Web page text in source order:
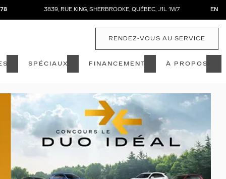
3839, RUE KING, SHERBROOKE, QUÉBEC, J1L 1W7 EN
RENDEZ-VOUS AU SERVICE
SPÉCIAUX FINANCEMENT À PROPOS